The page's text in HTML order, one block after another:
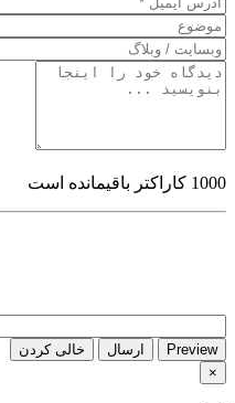
1000 کاراکتر باقیمانده است
Preview ارسال
خالی کردن
×